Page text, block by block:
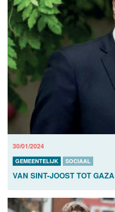
30/01/2024
GEMEENTELIJK SOCIAAL
VAN SINT-JOOST TOT GAZA